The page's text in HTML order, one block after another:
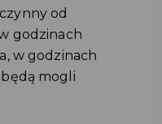
od
godzinach
w godzinach
będą mogli